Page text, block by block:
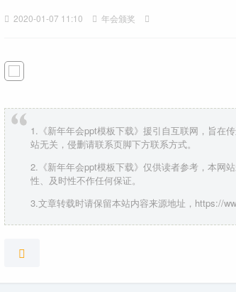
2020-01-07 11:10 年会颁奖
1.《新年年会ppt模板下载》援引自互联网，旨在
站无关，侵删请联系页脚下方联系方式。
2.《新年年会ppt模板下载》仅供读者参考，本网
性、及时性不作任何保证。
3.文章转载时请保留本站内容来源地址，https://